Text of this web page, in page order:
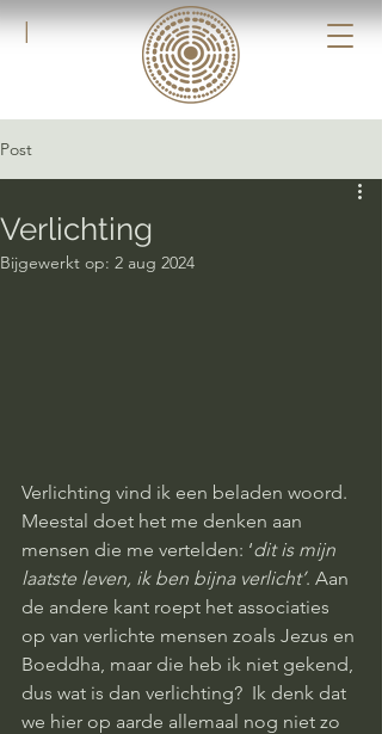
|
Post
Verlichting
Bijgewerkt op: 2 aug 2024
Verlichting vind ik een beladen woord.
Meestal doet het me denken aan
mensen die me vertelden: ‘dit is mijn
laatste leven, ik ben bijna verlicht’. Aan
de andere kant roept het associaties
op van verlichte mensen zoals Jezus en
Boeddha, maar die heb ik niet gekend,
dus wat is dan verlichting?  Ik denk dat
we hier op aarde allemaal nog niet zo